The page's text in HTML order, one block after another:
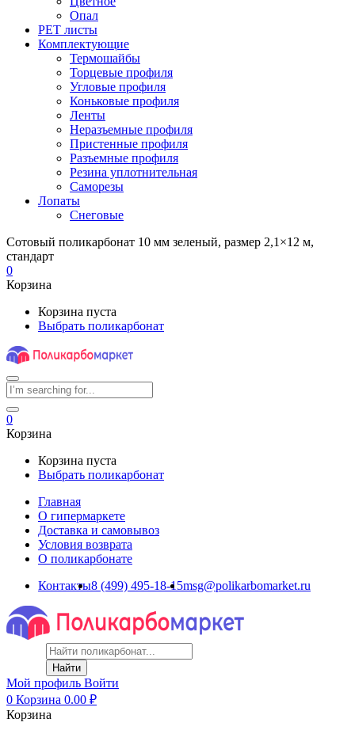
Опал
PET листы
Комплектующие
Термошайбы
Торцевые профиля
Угловые профиля
Коньковые профиля
Ленты
Неразъемные профиля
Пристенные профиля
Разъемные профиля
Резина уплотнительная
Саморезы
Лопаты
Снеговые
Сотовый поликарбонат 10 мм зеленый, размер 2,1×12 м,
стандарт
0
Корзина
Корзина пуста
Выбрать поликарбонат
0
Корзина
Корзина пуста
Выбрать поликарбонат
Главная
О гипермаркете
Доставка и самовывоз
Условия возврата
О поликарбонате
Контакты8 (499) 495-18-15msg@polikarbomarket.ru
Найти
Мой профиль Войти
0 Корзина 0.00 ₽
Корзина